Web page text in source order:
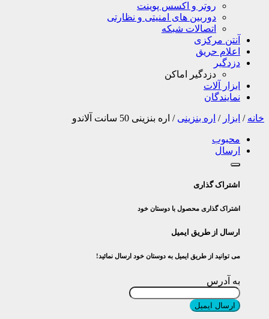
روتر و اکسس پوینت
دوربین های امنیتی و نظارتی
اتصالات شبکه
آنتن مرکزی
اعلام حریق
دزدگیر
دزدگیر اماکن
ابزار آلات
نمایندگان
خانه / ابزار / اره بنزینی / اره بنزینی 50 سانت آلاندو
محبوب
ارسال
اشتراک گذاری
اشتراک گذاری محصول با دوستان خود
ارسال از طریق ایمیل
می توانید از طریق ایمیل به دوستان خود ارسال نمائید!
به آدرس
ارسال ایمیل